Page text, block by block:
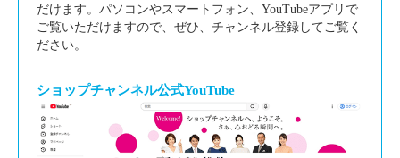
だけます。パソコンやスマートフォン、YouTubeアプリで
ご覧いただけますので、ぜひ、チャンネル登録してご覧く
ださい。
ショップチャンネル公式YouTube